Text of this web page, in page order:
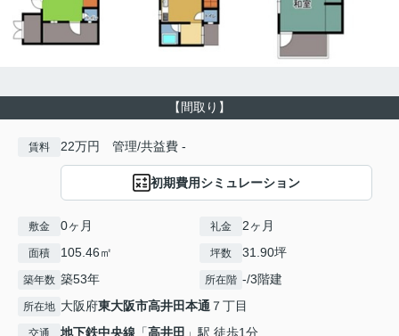
【間取り】
賃料 22万円 管理/共益費 -
初期費用シミュレーション
敷金 0ヶ月 礼金 2ヶ月
面積 105.46㎡ 坪数 31.90坪
築年数 築53年 所在階 -/3階建
所在地 大阪府東大阪市高井田本通 ７丁目
地下鉄中央線 「高井田 」駅 徒歩1分